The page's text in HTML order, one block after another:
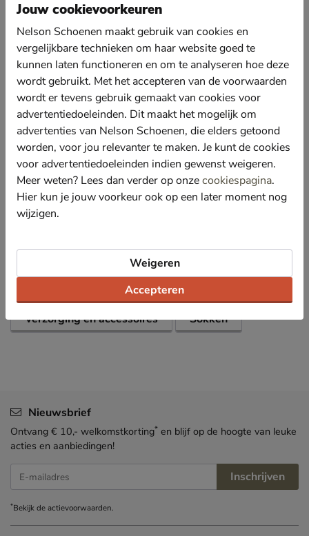
Artikelnummer 85301780-25
Nelson 3-Pack dames enkelsokken
3-pack enkelsokken.
Uitgevoerd in 75% katoen, 22% polyamide en 2%
elastan.
Zacht en comfortabel.
Specificaties
Bekijk meer
Schoenen
Verzorging en accessoires
Sokken
Nieuwsbrief
Ontvang € 10,- welkomstkorting* en blijf op de hoogte van leuke
acties en aanbiedingen!
E-mailadres Inschrijven
*Bekijk deactievoorwaarden.
Jouw cookievoorkeuren
Nelson Schoenen maakt gebruik van cookies en
vergelijkbare technieken om haar website goed te
kunnen laten functioneren en om te analyseren hoe deze
wordt gebruikt. Met het accepteren van de voorwaarden
wordt er tevens gebruik gemaakt van cookies voor
advertentiedoeleinden. Dit maakt het mogelijk om
advertenties van Nelson Schoenen, die elders getoond
worden, voor jou relevanter te maken. Je kunt de cookies
voor advertentiedoeleinden indien gewenst weigeren.
Meer weten? Lees dan verder op onzecookiespagina.
Hier kun je jouw voorkeur ook op een later moment nog
wijzigen.
Accepteren
Weigeren